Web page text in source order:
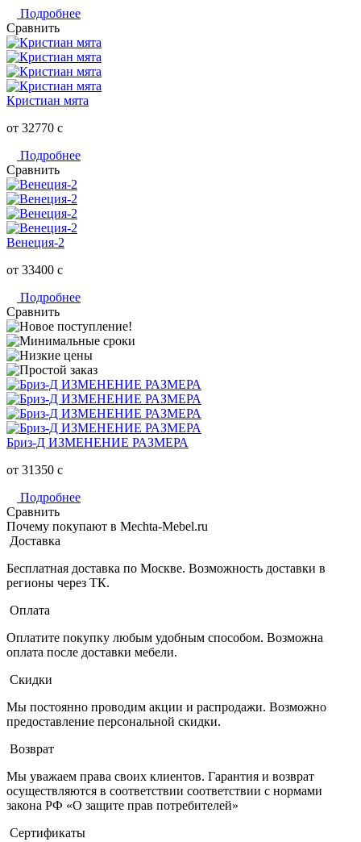
Подробнее
Сравнить
Кристиан мята
от 32770 c
Подробнее
Сравнить
Венеция-2
от 33400 c
Подробнее
Сравнить
Бриз-Д ИЗМЕНЕНИЕ РАЗМЕРА
от 31350 c
Подробнее
Сравнить
Почему покупают в Mechta-Mebel.ru
Доставка
Бесплатная доставка по Москве. Возможность доставки в
регионы через ТК.
Оплата
Оплатите покупку любым удобным способом. Возможна
оплата после доставки мебели.
Скидки
Мы постоянно проводим акции и распродажи. Возможно
предоставление персональной скидки.
Возврат
Мы уважаем права своих клиентов. Гарантия и возврат
осуществляются в соответствии соответствии с нормами
закона РФ «О защите прав потребителей»
Сертификаты